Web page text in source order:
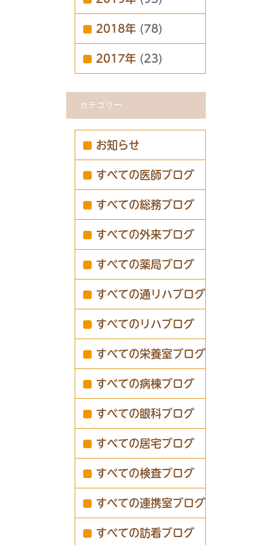
2018年 (78)
2017年 (23)
カテゴリー
お知らせ
すべての医師ブログ
すべての総務ブログ
すべての外来ブログ
すべての薬局ブログ
すべての通リハブログ
すべてのリハブログ
すべての栄養室ブログ
すべての病棟ブログ
すべての眼科ブログ
すべての居宅ブログ
すべての検査ブログ
すべての連携室ブログ
すべての訪看ブログ